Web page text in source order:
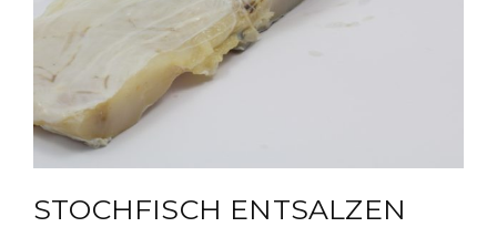
STOCHFISCH ENTSALZEN